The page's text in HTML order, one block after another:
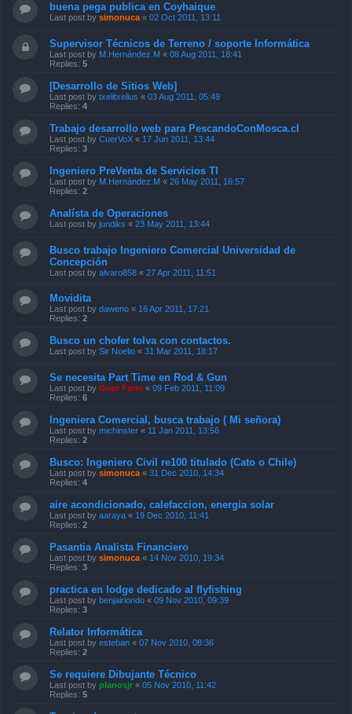
buena pega publica en Coyhaique
Last post by simonuca « 02 Oct 2011, 13:11
Supervisor Técnicos de Terreno / soporte Informática
Last post by M.Hernández.M « 08 Aug 2011, 18:41
Replies: 5
[Desarrollo de Sitios Web]
Last post by txelitxelius « 03 Aug 2011, 05:49
Replies: 4
Trabajo desarrollo web para PescandoConMosca.cl
Last post by CuerVoX « 17 Jun 2011, 13:44
Replies: 3
Ingeniero PreVenta de Servicios TI
Last post by M.Hernández.M « 26 May 2011, 16:57
Replies: 2
Analísta de Operaciones
Last post by jundiks « 23 May 2011, 13:44
Busco trabajo Ingeniero Comercial Universidad de
Concepción
Last post by alvaro858 « 27 Apr 2011, 11:51
Movidita
Last post by daweno « 16 Apr 2011, 17:21
Replies: 2
Busco un chofer tolva con contactos.
Last post by Sir Noelio « 31 Mar 2011, 18:17
Se necesita Part Time en Rod & Gun
Last post by Gran Fario « 09 Feb 2011, 11:09
Replies: 6
Ingeniera Comercial, busca trabajo ( Mi señora)
Last post by michinster « 11 Jan 2011, 13:56
Replies: 2
Busco: Ingeniero Civil re100 titulado (Cato o Chile)
Last post by simonuca « 31 Dec 2010, 14:34
Replies: 4
aire acondicionado, calefaccion, energia solar
Last post by aaraya « 19 Dec 2010, 11:41
Replies: 2
Pasantia Analista Financiero
Last post by simonuca « 14 Nov 2010, 19:34
Replies: 3
practica en lodge dedicado al flyfishing
Last post by benjairiondo « 09 Nov 2010, 09:39
Replies: 3
Relator Informática
Last post by esteban « 07 Nov 2010, 08:36
Replies: 2
Se requiere Dibujante Técnico
Last post by planosjr « 05 Nov 2010, 11:42
Replies: 5